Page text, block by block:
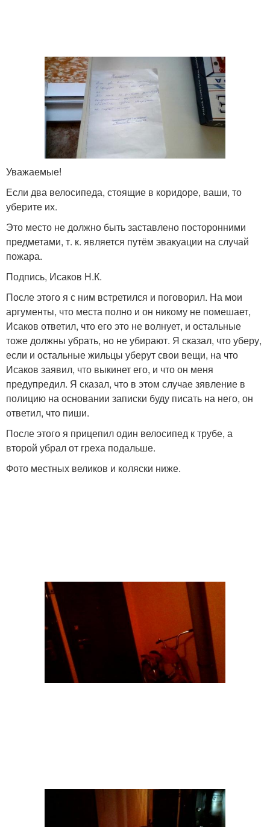
Уважаемые!
Если два велосипеда, стоящие в коридоре, ваши, то
уберите их.
Это место не должно быть заставлено посторонними
предметами, т. к. является путём эвакуации на случай
пожара.
Подпись, Исаков Н.К.
После этого я с ним встретился и поговорил. На мои
аргументы, что места полно и он никому не помешает,
Исаков ответил, что его это не волнует, и остальные
тоже должны убрать, но не убирают. Я сказал, что уберу,
если и остальные жильцы уберут свои вещи, на что
Исаков заявил, что выкинет его, и что он меня
предупредил. Я сказал, что в этом случае зявление в
полицию на основании записки буду писать на него, он
ответил, что пиши.
После этого я прицепил один велосипед к трубе, а
второй убрал от греха подальше.
Фото местных великов и коляски ниже.